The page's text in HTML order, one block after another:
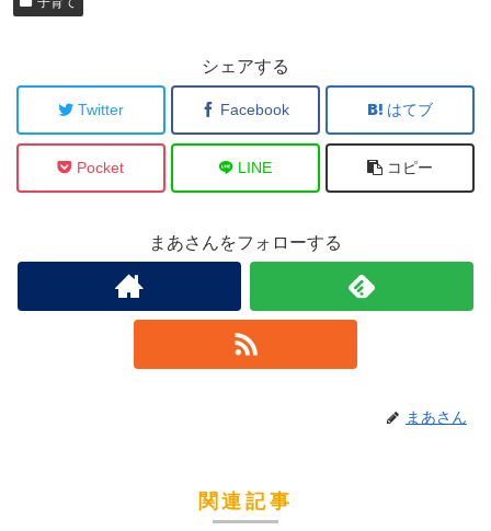
シェアする
Twitter Facebook はてブ
Pocket LINE コピー
まあさんをフォローする
まあさん
関連記事